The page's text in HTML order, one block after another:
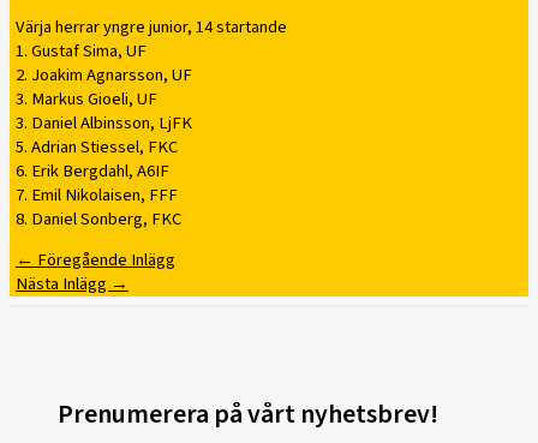
Värja herrar yngre junior, 14 startande
1. Gustaf Sima, UF
2. Joakim Agnarsson, UF
3. Markus Gioeli, UF
3. Daniel Albinsson, LjFK
5. Adrian Stiessel, FKC
6. Erik Bergdahl, A6IF
7. Emil Nikolaisen, FFF
8. Daniel Sonberg, FKC
← Föregående Inlägg
Nästa Inlägg →
Prenumerera på vårt nyhetsbrev!